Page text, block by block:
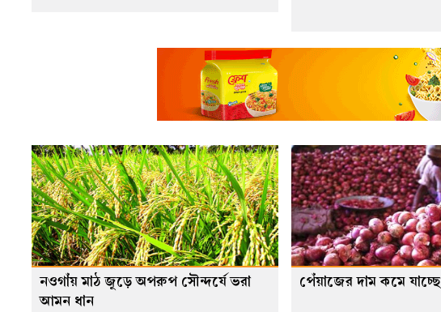
নওগাঁয় মাঠ জুড়ে অপরুপ সৌন্দর্যে ভরা
আমন ধান
পেঁয়াজের দাম কমে যাচ্ছে